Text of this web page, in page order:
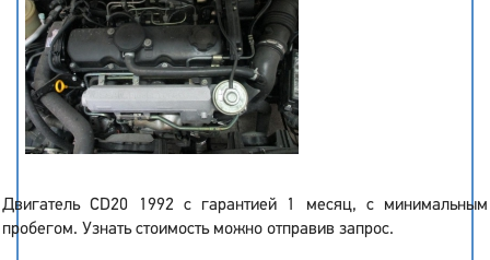
Двигатель CD20 1992 с гарантией 1 месяц, с минимальным
пробегом. Узнать стоимость можно отправив запрос.